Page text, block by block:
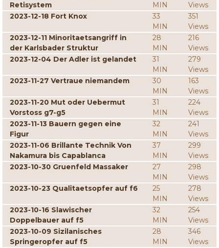
Retisystem
MIN
Views
2023-12-18 Fort Knox
33
MIN
351
Views
2023-12-11 Minoritaetsangriff in
der Karlsbader Struktur
28
MIN
216
Views
2023-12-04 Der Adler ist gelandet
31
MIN
279
Views
2023-11-27 Vertraue niemandem
30
MIN
163
Views
2023-11-20 Mut oder Uebermut
Vorstoss g7-g5
31
MIN
224
Views
2023-11-13 Bauern gegen eine
Figur
32
MIN
241
Views
2023-11-06 Brillante Technik Von
Nakamura bis Capablanca
37
MIN
299
Views
2023-10-30 Gruenfeld Massaker
27
MIN
298
Views
2023-10-23 Qualitaetsopfer auf f6
25
MIN
278
Views
2023-10-16 Slawischer
Doppelbauer auf f5
32
MIN
254
Views
2023-10-09 Sizilanisches
Springeropfer auf f5
28
MIN
346
Views